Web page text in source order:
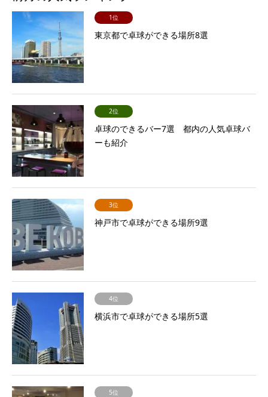
1位
東京都で卓球ができる場所8選
2位
卓球のできるバー7選 都内の人気卓球バ
ーも紹介
3位
神戸市で卓球ができる場所9選
4位
横浜市で卓球ができる場所5選
5位